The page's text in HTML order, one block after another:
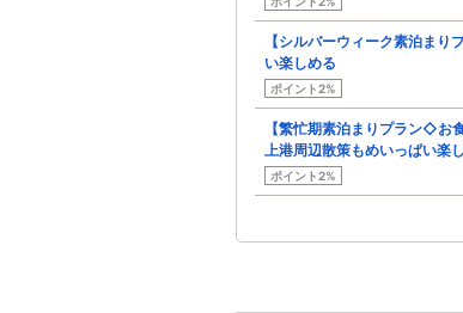
【シルバーウィーク素泊ま
い楽しめる
ポイント2%
【繁忙期素泊まりプラン◇お
上港周辺散策もめいっぱい楽
ポイント2%